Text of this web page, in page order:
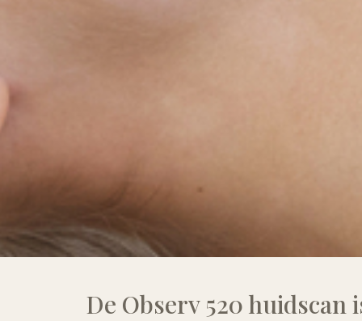
De Observ 520 huidscan